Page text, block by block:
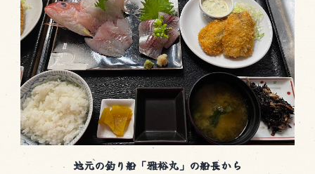
地元の釣り船「雅裕丸」の船長から